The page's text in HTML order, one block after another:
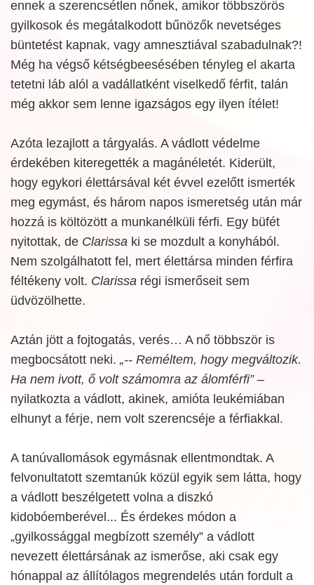
ennek a szerencsétlen nőnek, amikor többszörös
gyilkosok és megátalkodott bűnözők nevetséges
büntetést kapnak, vagy amnesztiával szabadulnak?!
Még ha végső kétségbeesésében tényleg el akarta
tetetni láb alól a vadállatként viselkedő férfit, talán
még akkor sem lenne igazságos egy ilyen ítélet!
Azóta lezajlott a tárgyalás. A vádlott védelme
érdekében kiteregették a magánéletét. Kiderült,
hogy egykori élettársával két évvel ezelőtt ismerték
meg egymást, és három napos ismeretség után már
hozzá is költözött a munkanélküli férfi. Egy büfét
nyitottak, de Clarissa ki se mozdult a konyhából.
Nem szolgálhatott fel, mert élettársa minden férfira
féltékeny volt. Clarissa régi ismerőseit sem
üdvözölhette.
Aztán jött a fojtogatás, verés… A nő többször is
megbocsátott neki. „-- Reméltem, hogy megváltozik.
Ha nem ivott, ő volt számomra az álomférfi”–
nyilatkozta a vádlott, akinek, amióta leukémiában
elhunyt a férje, nem volt szerencséje a férfiakkal.
A tanúvallomások egymásnak ellentmondtak. A
felvonultatott szemtanúk közül egyik sem látta, hogy
a vádlott beszélgetett volna a diszkó
kidobóemberével... És érdekes módon a
„gyilkossággal megbízott személy” a vádlott
nevezett élettársának az ismerőse, aki csak egy
hónappal az állítólagos megrendelés után fordult a